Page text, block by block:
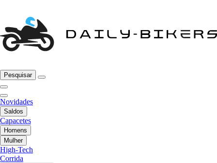
Pesquisar
Novidades
Saldos
Capacetes
Homens
Mulher
High-Tech
Corrida